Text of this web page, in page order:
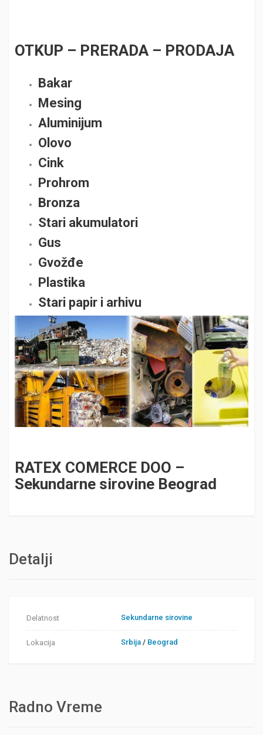
OTKUP – PRERADA – PRODAJA
Bakar
Mesing
Aluminijum
Olovo
Cink
Prohrom
Bronza
Stari akumulatori
Gus
Gvožđe
Plastika
Stari papir i arhivu
RATEX COMERCE DOO –
Sekundarne sirovine Beograd
Detalji
Delatnost Sekundarne sirovine
Lokacija Srbija / Beograd
Radno Vreme